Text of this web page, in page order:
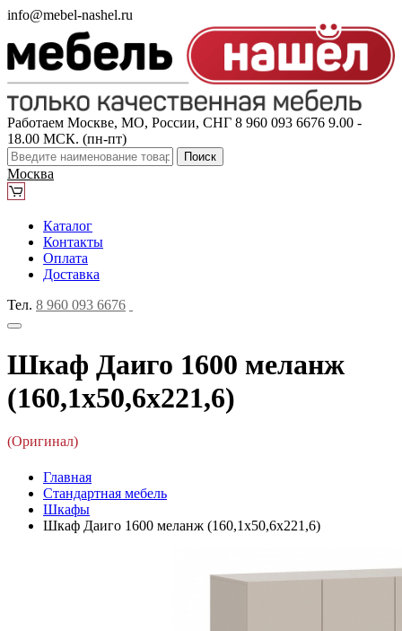
info@mebel-nashel.ru
Работаем Москве, МО, России, СНГ 8 960 093 6676 9.00 -
18.00 МСК. (пн-пт)
Поиск
Москва
Каталог
Контакты
Оплата
Доставка
Тел. 8 960 093 6676
Шкаф Даиго 1600 меланж
(160,1x50,6x221,6)
(Оригинал)
Главная
Стандартная мебель
Шкафы
Шкаф Даиго 1600 меланж (160,1x50,6x221,6)